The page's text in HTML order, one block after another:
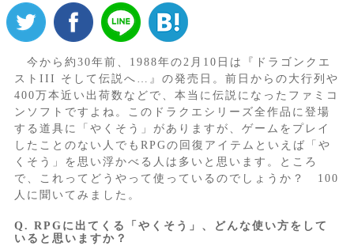
今から約30年前、1988年の2月10日は『ドラゴンクエ
ストIII そして伝説へ…』の発売日。前日からの大行列や
400万本近い出荷数などで、本当に伝説になったファミコ
ンソフトですよね。このドラクエシリーズ全作品に登場
する道具に「やくそう」がありますが、ゲームをプレイ
したことのない人でもRPGの回復アイテムといえば「や
くそう」を思い浮かべる人は多いと思います。ところ
で、これってどうやって使っているのでしょうか？ 100
人に聞いてみました。
Q. RPGに出てくる「やくそう」、どんな使い方をして
いると思いますか？